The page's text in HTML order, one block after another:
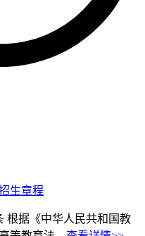
生章程
《中华人民共和国教